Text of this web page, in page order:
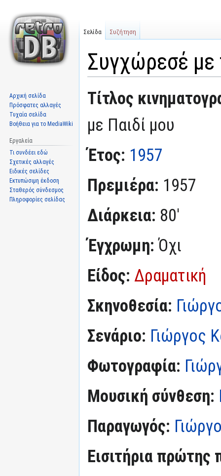
Συγχώρεσέ με
Μετάβαση
στην
Πήδηση
στην
Τίτλος
με Παιδί μου
Έτος: 1957
Πρεμιέρα: 1957
Διάρκεια: 80'
Έγχρωμη:Όχι
Είδος: Δραματική
Σκηνοθεσία:
Σενάριο: Γιώργος
Φωτογραφία:
Μουσική σύνθεση:
Παραγωγός:
Εισιτήρια πρώτης
Σελίδα Συζήτηση
Αρχική σελίδα
Πρόσφατες αλλαγές
Τυχαία σελίδα
Βοήθεια για το MediaWiki
Εργαλεία
Τι συνδέει εδώ
Σχετικές αλλαγές
Ειδικές σελίδες
Εκτυπώσιμη έκδοση
Σταθερός σύνδεσμος
Πληροφορίες σελίδας